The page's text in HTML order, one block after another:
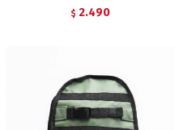
$ 2.490